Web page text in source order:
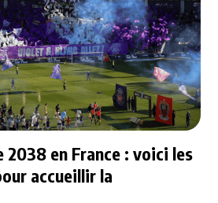
2038 en France : voici les
accueillir la